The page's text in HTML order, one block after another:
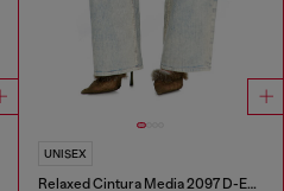
UNISEX
Relaxed Cintura Media 2097 D-Enim-M Joggjeans®